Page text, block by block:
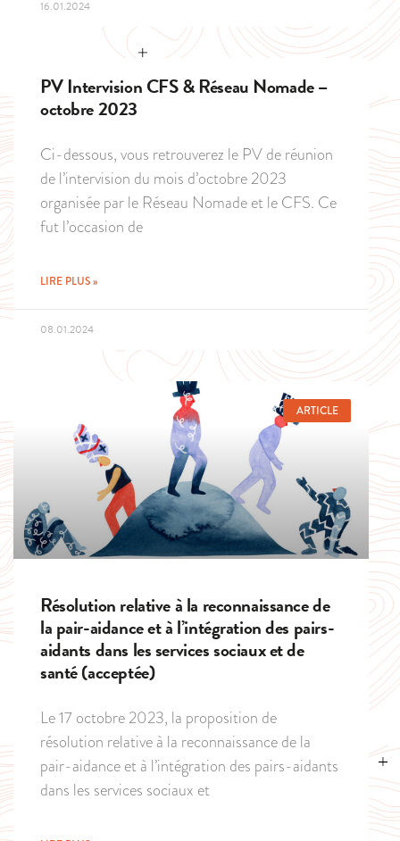
16.01.2024
PV Intervision CFS & Réseau Nomade –
octobre 2023
Ci-dessous, vous retrouverez le PV de réunion
de l’intervision du mois d’octobre 2023
organisée par le Réseau Nomade et le CFS. Ce
fut l’occasion de
LIRE PLUS »
08.01.2024
ARTICLE
Résolution relative à la reconnaissance de
la pair-aidance et à l’intégration des pairs-
aidants dans les services sociaux et de
santé (acceptée)
Le 17 octobre 2023, la proposition de
résolution relative à la reconnaissance de la
pair-aidance et à l’intégration des pairs-aidants
dans les services sociaux et